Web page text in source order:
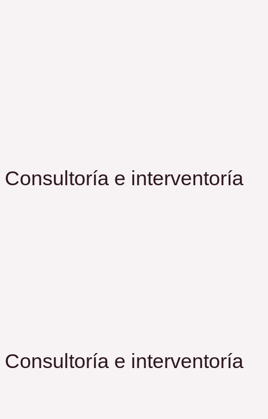
Consultoría e interventoría
Consultoría e interventoría